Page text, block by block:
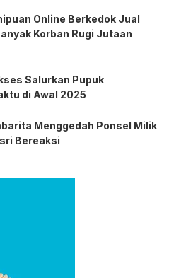
Online Berkedok Jual
Korban Rugi Jutaan
Salurkan Pupuk
di Awal 2025
Menggedah Ponsel Milik
Bereaksi